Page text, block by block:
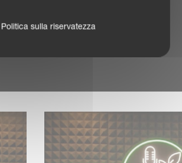
Politica sulla riservatezza